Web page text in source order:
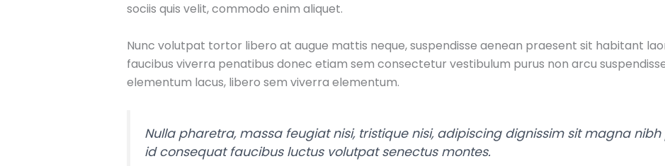
sociis quis velit, commodo enim aliquet.
Nunc volutpat tortor libero at augue mattis neque, suspendisse aenean praesent sit habitant
faucibus viverra penatibus donec etiam sem consectetur vestibulum purus non arcu
elementum lacus, libero sem viverra elementum.
Nulla pharetra, massa feugiat nisi, tristique nisi, adipiscing dignissim sit magna
id consequat faucibus luctus volutpat senectus montes.